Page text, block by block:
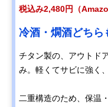
税込み2,480円（
冷酒・燗酒どちら
チタン製の、アウトド
み。軽くてサビに強く
二重構造のため、保温